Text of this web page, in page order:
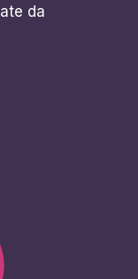
da